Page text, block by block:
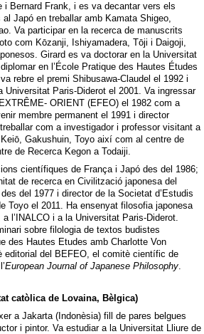
i Bernard Frank, i es va decantar vers els
Japó en treballar amb Kamata Shigeo,
Va participar en la recerca de manuscrits
com Kōzanji, Ishiyamadera, Tōji i Daigoji,
Girard es va doctorar en la Universitat
en l’École Pratique des Hautes Études
rebre el premi Shibusawa-Claudel el 1992 i
Universitat Paris-Diderot el 2001. Va ingressar
ORIENT (EFEO) el 1982 com a
membre permanent el 1991 i director
com a investigador i professor visitant a
Gakushuin, Toyo així com al centre de
de Recerca Kegon a Todaiji.
científiques de França i Japó des del 1986;
de recerca en Civilització japonesa del
del 1977 i director de la Societat d’Estudis
Toyo el 2011. Ha ensenyat filosofia japonesa
l’INALCO i a la Universitat Paris-Diderot.
sobre filologia de textos budistes
des Hautes Etudes amb Charlotte Von
editorial del BEFEO, el comitè científic de
European Journal of Japanese Philosophy.
catòlica de Lovaina, Bèlgica)
a Jakarta (Indonèsia) fill de pares belgues
i pintor. Va estudiar a la Universitat Lliure de